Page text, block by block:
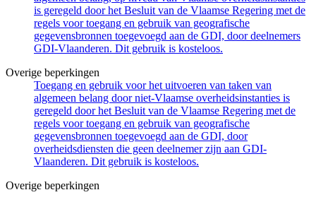
is geregeld door het Besluit van de Vlaamse Regering met de
regels voor toegang en gebruik van geografische
gegevensbronnen toegevoegd aan de GDI, door deelnemers
GDI-Vlaanderen. Dit gebruik is kosteloos.
Overige beperkingen
Toegang en gebruik voor het uitvoeren van taken van
algemeen belang door niet-Vlaamse overheidsinstanties is
geregeld door het Besluit van de Vlaamse Regering met de
regels voor toegang en gebruik van geografische
gegevensbronnen toegevoegd aan de GDI, door
overheidsdiensten die geen deelnemer zijn aan GDI-
Vlaanderen. Dit gebruik is kosteloos.
Overige beperkingen